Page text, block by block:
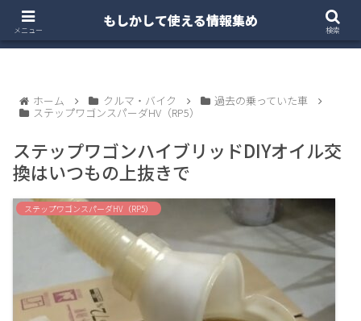
ホーム 注文住宅
ホーム クルマ・バイク 過去の乗っていた車
ステップワゴンスパーダHV（RP5）
ステップワゴンハイブリッドDIYオイル交
換はいつもの上抜きで
ステップワゴンスパーダHV（RP5）
メニュー
もしかして使える情報集め
検索